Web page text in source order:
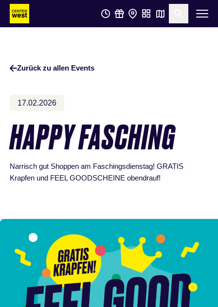
Zum
Hauptinhalt
Zum
Footer
Suche
Zurück zu allen Events
17.02.2026
HAPPY FASCHING
Narrisch gut Shoppen am Faschingsdienstag! GRATIS
Krapfen und FEEL GOODSCHEINE obendrauf!